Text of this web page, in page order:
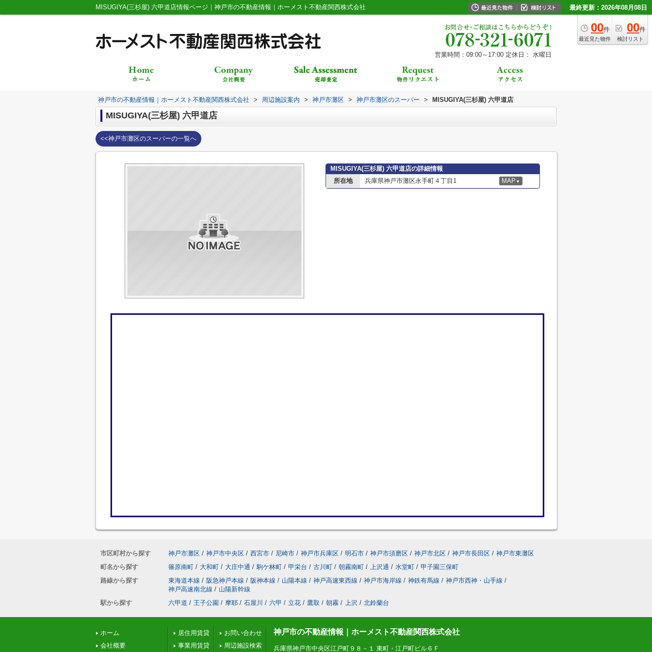
MISUGIYA(三杉屋) 六甲道店情報ページ｜神戸市の不動産情報｜ホーメスト不動産関西株式会社 最終更新：2026年08月08日
00件
最近見た物件
00件
検討リスト
営業時間：09:00～17:00 定休日： 水曜日
神戸市の不動産情報｜ホーメスト不動産関西株式会社 > 周辺施設案内 > 神戸市灘区 > 神戸市灘区のスーパー > MISUGIYA(三杉屋) 六甲道店
MISUGIYA(三杉屋) 六甲道店
<<神戸市灘区のスーパーの一覧へ
MISUGIYA(三杉屋) 六甲道店の詳細情報
所在地
兵庫県神戸市灘区永手町４丁目1 MAP ▼
市区町村から探す 神戸市灘区 / 神戸市中央区 / 西宮市 / 尼崎市 / 神戸市兵庫区 / 明石市 / 神戸市須磨区 / 神戸市北区 / 神戸市長田区 / 神戸市東灘区
町名から探す
篠原南町 / 大和町 / 大庄中通 / 駒ケ林町 / 甲栄台 / 古川町 / 朝霧南町 / 上沢通 / 水堂町 / 甲子園三保町
路線から探す
東海道本線 / 阪急神戸本線 / 阪神本線 / 山陽本線 / 神戸高速東西線 / 神戸市海岸線 / 神鉄有馬線 / 神戸市西神・山手線 /
神戸高速南北線 / 山陽新幹線
駅から探す
六甲道 / 王子公園 / 摩耶 / 石屋川 / 六甲 / 立花 / 鷹取 / 朝霧 / 上沢 / 北鈴蘭台
ホーム
会社概要
居住用賃貸
事業用賃貸
お問い合わせ
周辺施設検索
神戸市の不動産情報｜ホーメスト不動産関西株式会社
兵庫県神戸市中央区江戸町９８－１ 東町・江戸町ビル６Ｆ